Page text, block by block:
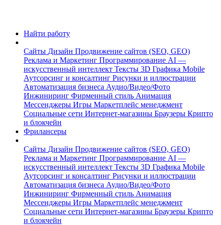
Найти работу
Сайты Дизайн Продвижение сайтов (SEO, GEO)
Реклама и Маркетинг Программирование AI —
искусственный интеллект Тексты 3D Графика Mobile
Аутсорсинг и консалтинг Рисунки и иллюстрации
Автоматизация бизнеса Аудио/Видео/Фото
Инжиниринг Фирменный стиль Анимация
Мессенджеры Игры Маркетплейс менеджмент
Социальные сети Интернет-магазины Браузеры Крипто
и блокчейн
Фрилансеры
Сайты Дизайн Продвижение сайтов (SEO, GEO)
Реклама и Маркетинг Программирование AI —
искусственный интеллект Тексты 3D Графика Mobile
Аутсорсинг и консалтинг Рисунки и иллюстрации
Автоматизация бизнеса Аудио/Видео/Фото
Инжиниринг Фирменный стиль Анимация
Мессенджеры Игры Маркетплейс менеджмент
Социальные сети Интернет-магазины Браузеры Крипто
и блокчейн